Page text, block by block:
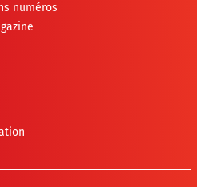
numéros